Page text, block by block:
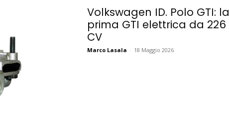
Volkswagen ID. Polo GTI: la
prima GTI elettrica da 226
CV
Marco Lasala - 18 Maggio 2026